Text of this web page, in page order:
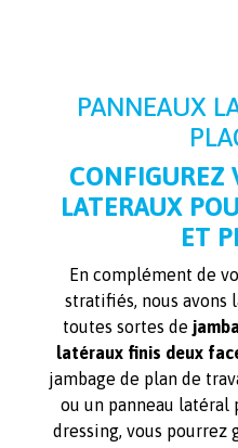
PANNEAUX
CONFIGUREZ
LATERAUX
ET
En complément de
stratifiés, nous
toutes sortes de
latéraux finis deux
jambage de plan de
ou un panneau latéral
dressing, vous pourrez